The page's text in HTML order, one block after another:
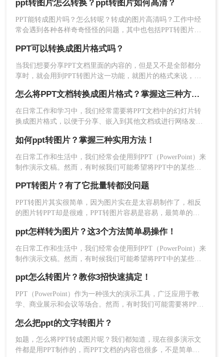
5、转换完成了，点击下载就可以查看。
方法三：使用截图工具进行截图保存
如果您只需要保存PPT中的部分内容或特定的幻灯
操作如下：
1、打开PPT文稿：打开您想要截图的PPT文稿。
2、使用截图工具：按下“Print Screen”键（在
Snagit、Screenshot Capture等）进行截图。
3、编辑和裁剪截图：打开图片编辑工具（如
Windows自带的画图工具、Photoshop等），将截图
4、保存图片：将编辑好的图片保存到指定路径。
注意事项：
1、在使用PPT自带的“另存为”功能时，注意选择适
当的图片格式和保存选项，以确保转换后的图片质
量和格式符合你的需求。
工具，并注意保护个人隐私和数据安全。同时，确
保上传的PPT文件不包含敏感信息或机密内容。
3、对于包含大量图表、图片或动画的PPT页面，转
那么ppt转图片怎么转呢？本文将详细介绍PPT转图片的几种方
法，帮助您轻松实现这一操作。
ppt转图片怎么转换？ppt转图片如何高清？
PPT能转成图片吗？怎么转呢？转成的图片高清吗？工作中经
常会遇到各种各样奇奇怪怪的问题，其中也包括PPT转图片，
PPT转图片这个功能一直都有，只是很多人不知道，没有操作
过，所以存在疑问也是很正常的，那么要怎么转换呢？那就让
专业人士来给大家支个招吧。
PPT可以转换成图片格式吗？
当我们想要分享PPT文档里面的内容的，但是又不是全部都分
享时，就会用到PPT转图片这一功能，就图片的格式来说，更
容，又不想被对方知道PPT文档的全部内容时，那么将部分内
容转换成图片就很有必要了。就好比说，你做了一个PPT模板
的网站，在给大家分享模板的同时，也还需要使用图片来展示
如果能一键转换，那就方便多了。
怎么将PPT文档转换成图片格式？掌握这三种方法让你事半功倍！
在日常工作和学习中，我们经常需要将PPT文档中的幻灯片转
换成图片格式，以便于分享、嵌入到其他文档或进行网络发
几种将PPT文档转换成图片格式的方法，帮助您轻松完成这一
任务。
如何ppt转图片？掌握三种实用方法！
在日常工作和生活中，我们经常会使用到PPT（PowerPoint）来
制作演示文稿。然而，有时候我们可能希望将PPT中的某些页
文档中使用。那么如何PPT转图片呢？本文将介绍几种将PPT
转换为图片的方法。
PPT转图片？有了它批量转都没问题
PPT转图片其实很简单，因为图片实在是太容易制作了，相反
的图片转PPT却是很难，PPT转图片容易是容易，最简单的方
等，相信大家对这个功能都了如指掌，但是当PPT数量多了起
来，需要截图的量就很大了。那么有什么办法可以批量转图片
呢？毕竟截图只能一张张来，批量还是做不到的。
ppt怎样转为图片？这3个方法简单易操作！
在日常工作和生活中，我们经常会使用到PPT（PowerPoint）来
制作演示文稿。然而，有时候我们可能希望将PPT中的某些页
文档中使用。那么ppt怎样转为图片呢？本文将介绍几种将PPT
转换为图片的方法。
ppt怎么转图片？教你3招快速搞定！
PPT（PowerPoint）作为一种强大的演示工具，广泛应用于教
学、商业展示和会议等场合。然而，有时我们可能需要将PPT
么ppt怎么转图片呢？本文将介绍三种将PPT转换为图片的方
法。
怎么把ppt的文字转图片？
如题，怎么将PPT转成图片呢？我们都知道，现在很多演示文
件都是用PPT制作的，而PPT文档的内容也很多，不是简单的